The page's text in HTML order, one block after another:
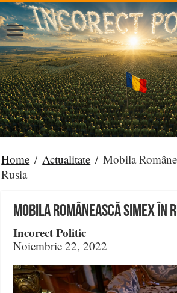
Home / Actualitate / Mobila
Rusia
Mobila Românească SIMEX în
Incorect Politic
Noiembrie 22, 2022